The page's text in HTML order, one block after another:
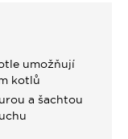
umožňují
kotlů
a šachtou